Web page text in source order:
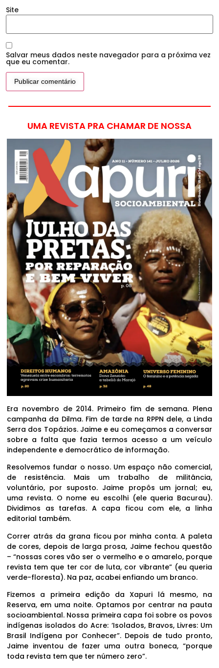
Site
Salvar meus dados neste navegador para a próxima vez
que eu comentar.
UMA REVISTA PRA CHAMAR DE NOSSA
Era novembro de 2014. Primeiro fim de semana. Plena
campanha da Dilma. Fim de tarde na RPPN dele, a Linda
Serra dos Topázios. Jaime e eu começamos a conversar
sobre a falta que fazia termos acesso a um veículo
independente e democrático de informação.
Resolvemos fundar o nosso. Um espaço não comercial,
de resistência. Mais um trabalho de militância,
voluntário, por suposto. Jaime propôs um jornal; eu,
uma revista. O nome eu escolhi (ele queria Bacurau).
Dividimos as tarefas. A capa ficou com ele, a linha
editorial também.
Correr atrás da grana ficou por minha conta. A paleta
de cores, depois de larga prosa, Jaime fechou questão
– “nossas cores vão ser o vermelho e o amarelo, porque
revista tem que ter cor de luta, cor vibrante” (eu queria
verde-floresta). Na paz, acabei enfiando um branco.
Fizemos a primeira edição da Xapuri lá mesmo, na
Reserva, em uma noite. Optamos por centrar na pauta
socioambiental. Nossa primeira capa foi sobre os povos
indígenas isolados do Acre: ‘Isolados, Bravos, Livres: Um
Brasil Indígena por Conhecer”. Depois de tudo pronto,
Jaime inventou de fazer uma outra boneca, “porque
toda revista tem que ter número zero”.